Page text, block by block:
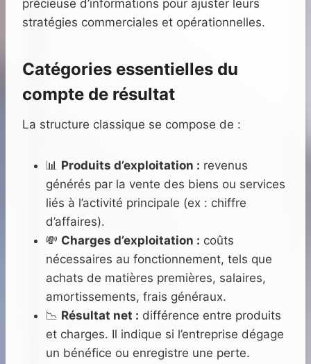
précieuse d’informations pour ajuster leurs
stratégies commerciales et opérationnelles.
Catégories essentielles du
compte de résultat
La structure classique se compose de :
📊 Produits d’exploitation : revenus
générés par la vente des biens ou services
liés à l’activité principale (ex : chiffre
d’affaires).
💸 Charges d’exploitation : coûts
nécessaires au fonctionnement, tels que
achats de matières premières, salaires,
amortissements, frais généraux.
📉 Résultat net : différence entre produits
et charges. Il indique si l’entreprise dégage
un bénéfice ou enregistre une perte.